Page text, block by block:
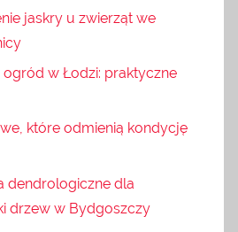
jaskry u zwierząt we
w Łodzi: praktyczne
które odmienią kondycję
dendrologiczne dla
drzew w Bydgoszczy